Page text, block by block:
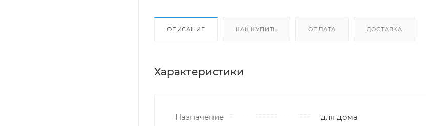
ОПИСАНИЕ КАК КУПИТЬ ОПЛАТА ДОСТАВКА
Характеристики
Назначение
для дома